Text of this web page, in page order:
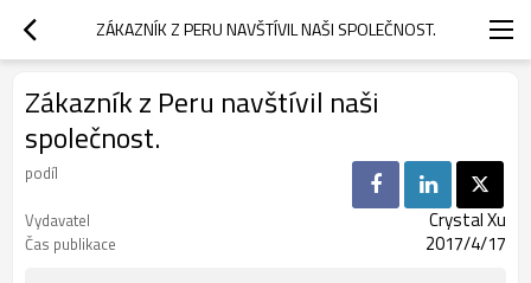
ZÁKAZNÍK Z PERU NAVŠTÍVIL NAŠI SPOLEČNOST.
Zákazník z Peru navštívil naši
společnost.
podíl
Vydavatel
Crystal Xu
Čas publikace 2017/4/17